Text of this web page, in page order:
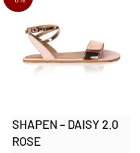
SHAPEN – DAISY 2.0
ROSE